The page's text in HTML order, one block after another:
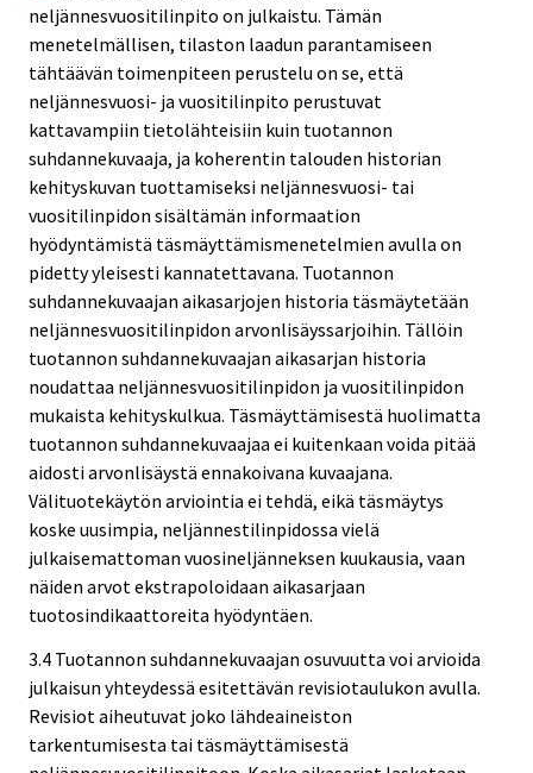
neljännesvuositilinpito on julkaistu. Tämän
menetelmällisen, tilaston laadun parantamiseen
tähtäävän toimenpiteen perustelu on se, että
neljännesvuosi- ja vuositilinpito perustuvat
kattavampiin tietolähteisiin kuin tuotannon
suhdannekuvaaja, ja koherentin talouden historian
kehityskuvan tuottamiseksi neljännesvuosi- tai
vuositilinpidon sisältämän informaation
hyödyntämistä täsmäyttämismenetelmien avulla on
pidetty yleisesti kannatettavana. Tuotannon
suhdannekuvaajan aikasarjojen historia täsmäytetään
neljännesvuositilinpidon arvonlisäyssarjoihin. Tällöin
tuotannon suhdannekuvaajan aikasarjan historia
noudattaa neljännesvuositilinpidon ja vuositilinpidon
mukaista kehityskulkua. Täsmäyttämisestä huolimatta
tuotannon suhdannekuvaajaa ei kuitenkaan voida pitää
aidosti arvonlisäystä ennakoivana kuvaajana.
Välituotekäytön arviointia ei tehdä, eikä täsmäytys
koske uusimpia, neljännestilinpidossa vielä
julkaisemattoman vuosineljänneksen kuukausia, vaan
näiden arvot ekstrapoloidaan aikasarjaan
tuotosindikaattoreita hyödyntäen.
3.4 Tuotannon suhdannekuvaajan osuvuutta voi arvioida
julkaisun yhteydessä esitettävän revisiotaulukon avulla.
Revisiot aiheutuvat joko lähdeaineiston
tarkentumisesta tai täsmäyttämisestä